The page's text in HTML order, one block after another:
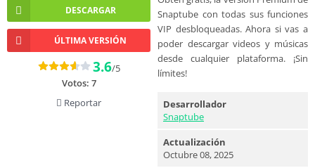
Snaptube con todas sus funciones
VIP desbloqueadas. Ahora si vas a
poder descargar videos y músicas
desde cualquier plataforma. ¡Sin
límites!
DESCARGAR
ÚLTIMA VERSIÓN
3.6/5
Votos: 7
Reportar
Desarrollador
Snaptube
Actualización
Octubre 08, 2025